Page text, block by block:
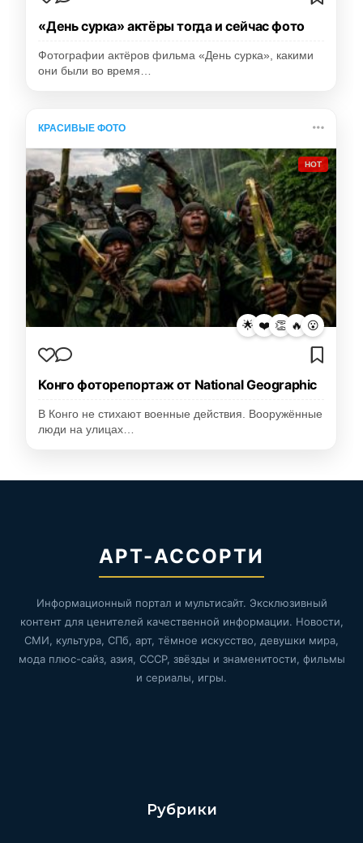
«День сурка» актёры тогда и сейчас фото
Фотографии актёров фильма «День сурка», какими
они были во время…
КРАСИВЫЕ ФОТО
HOT
🌟 ❤️ 👏 🔥 😮
Конго фоторепортаж от National Geographic
В Конго не стихают военные действия. Вооружённые
люди на улицах…
АРТ-АССОРТИ
Информационный портал и мультисайт. Эксклюзивный
контент для ценителей качественной информации. Новости,
СМИ, культура, СПб, арт, тёмное искусство, девушки мира,
мода плюс-сайз, азия, СССР, звёзды и знаменитости, фильмы
и сериалы, игры.
Рубрики